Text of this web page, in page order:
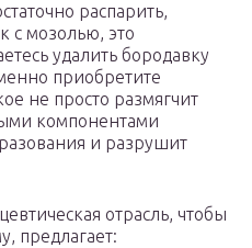
распарить,
с мозолью, это
удалить бородавку
приобретите
не просто размягчит
компонентами
и разрушит
отрасль, чтобы
предлагает: